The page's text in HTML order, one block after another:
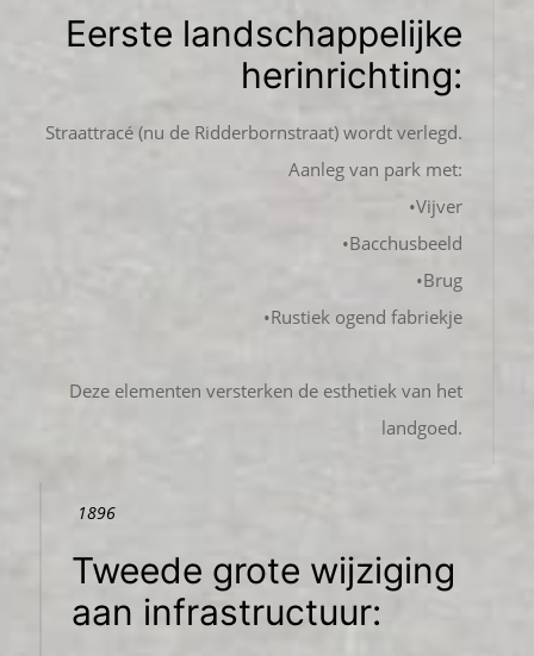
Eerste landschappelijke
herinrichting:
Straattracé (nu de Ridderbornstraat) wordt verlegd.
Aanleg van park met:
•Vijver
•Bacchusbeeld
•Brug
•Rustiek ogend fabriekje
Deze elementen versterken de esthetiek van het
landgoed.
1896
Tweede grote wijziging
aan infrastructuur: